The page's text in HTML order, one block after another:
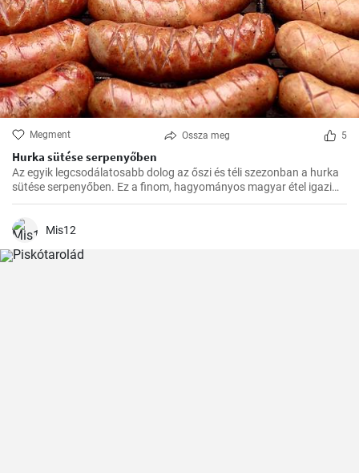
Megment Ossza meg 5
Hurka sütése serpenyőben
Az egyik legcsodálatosabb dolog az őszi és téli szezonban a hurka
sütése serpenyőben. Ez a finom, hagyományos magyar étel igazi
felmelegedést nyújt a hűvösebb hónapokban és nagyszerű
választás az ünnepi fogadások vagy a családi összejövetelek
alkalmából.
Mis12